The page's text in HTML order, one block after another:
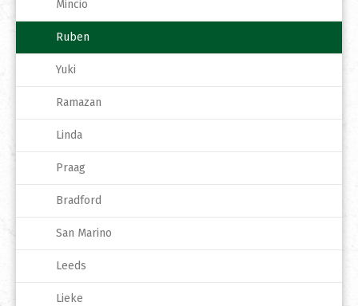
Mincio
Ruben
Yuki
Ramazan
Linda
Praag
Bradford
San Marino
Leeds
Lieke